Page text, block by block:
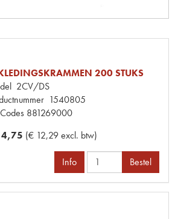
200 STUKS
2CV/DS
1540805
Codes 881269000
(€ 12,29 excl. btw)
Info Bestel